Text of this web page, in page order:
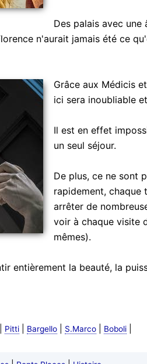
Des palais avec
n'aurait jamais été ce
Grâce aux Médicis
ici sera inoubliable
Il est en effet
un seul séjour.
De plus, ce ne sont
rapidement, chaque
arrêter de
voir à chaque visite
mêmes).
entièrement la beauté, la
Pitti| Bargello| S.Marco| Boboli|